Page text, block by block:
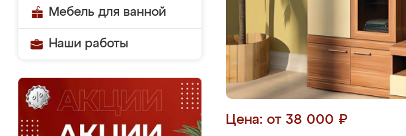
Мебель для ванной
Наши работы
Цена: от 38 000 ₽